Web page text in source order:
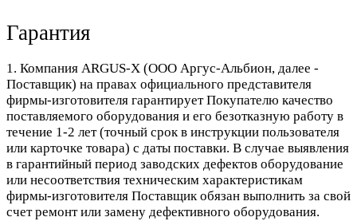
Гарантия
1. Компания ARGUS-X (ООО Аргус-Альбион, далее -
Поставщик) на правах официального представителя
фирмы-изготовителя гарантирует Покупателю качество
поставляемого оборудования и его безотказную работу в
течение 1-2 лет (точный срок в инструкции пользователя
или карточке товара) с даты поставки. В случае выявления
в гарантийный период заводских дефектов оборудование
или несоответствия техническим характеристикам
фирмы-изготовителя Поставщик обязан выполнить за свой
счет ремонт или замену дефективного оборудования.